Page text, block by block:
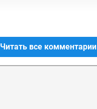
Читать все комментарии